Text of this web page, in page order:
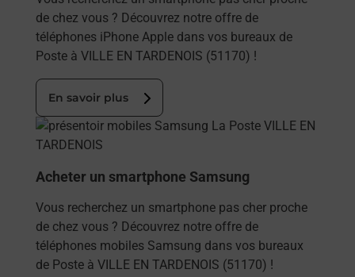
de chez vous ? Découvrez notre offre de
téléphones iPhone Apple dans vos bureaux de
Poste à VILLE EN TARDENOIS (51170) !
En savoir plus
En savoir plus
Acheter un smartphone Samsung
Vous recherchez un smartphone pas cher proche
de chez vous ? Découvrez notre offre de
téléphones mobiles Samsung dans vos bureaux
de Poste à VILLE EN TARDENOIS (51170) !